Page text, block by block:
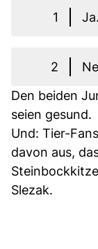
1 Ja.
2
Den beiden
seien gesund.
Und: Tier-
davon aus,
Slezak.